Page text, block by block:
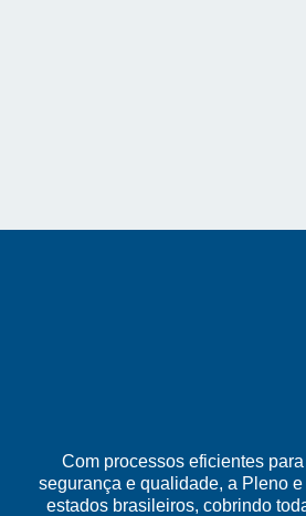
Com processos eficientes
segurança e qualidade, a Pleno
estados brasileiros, cobrindo